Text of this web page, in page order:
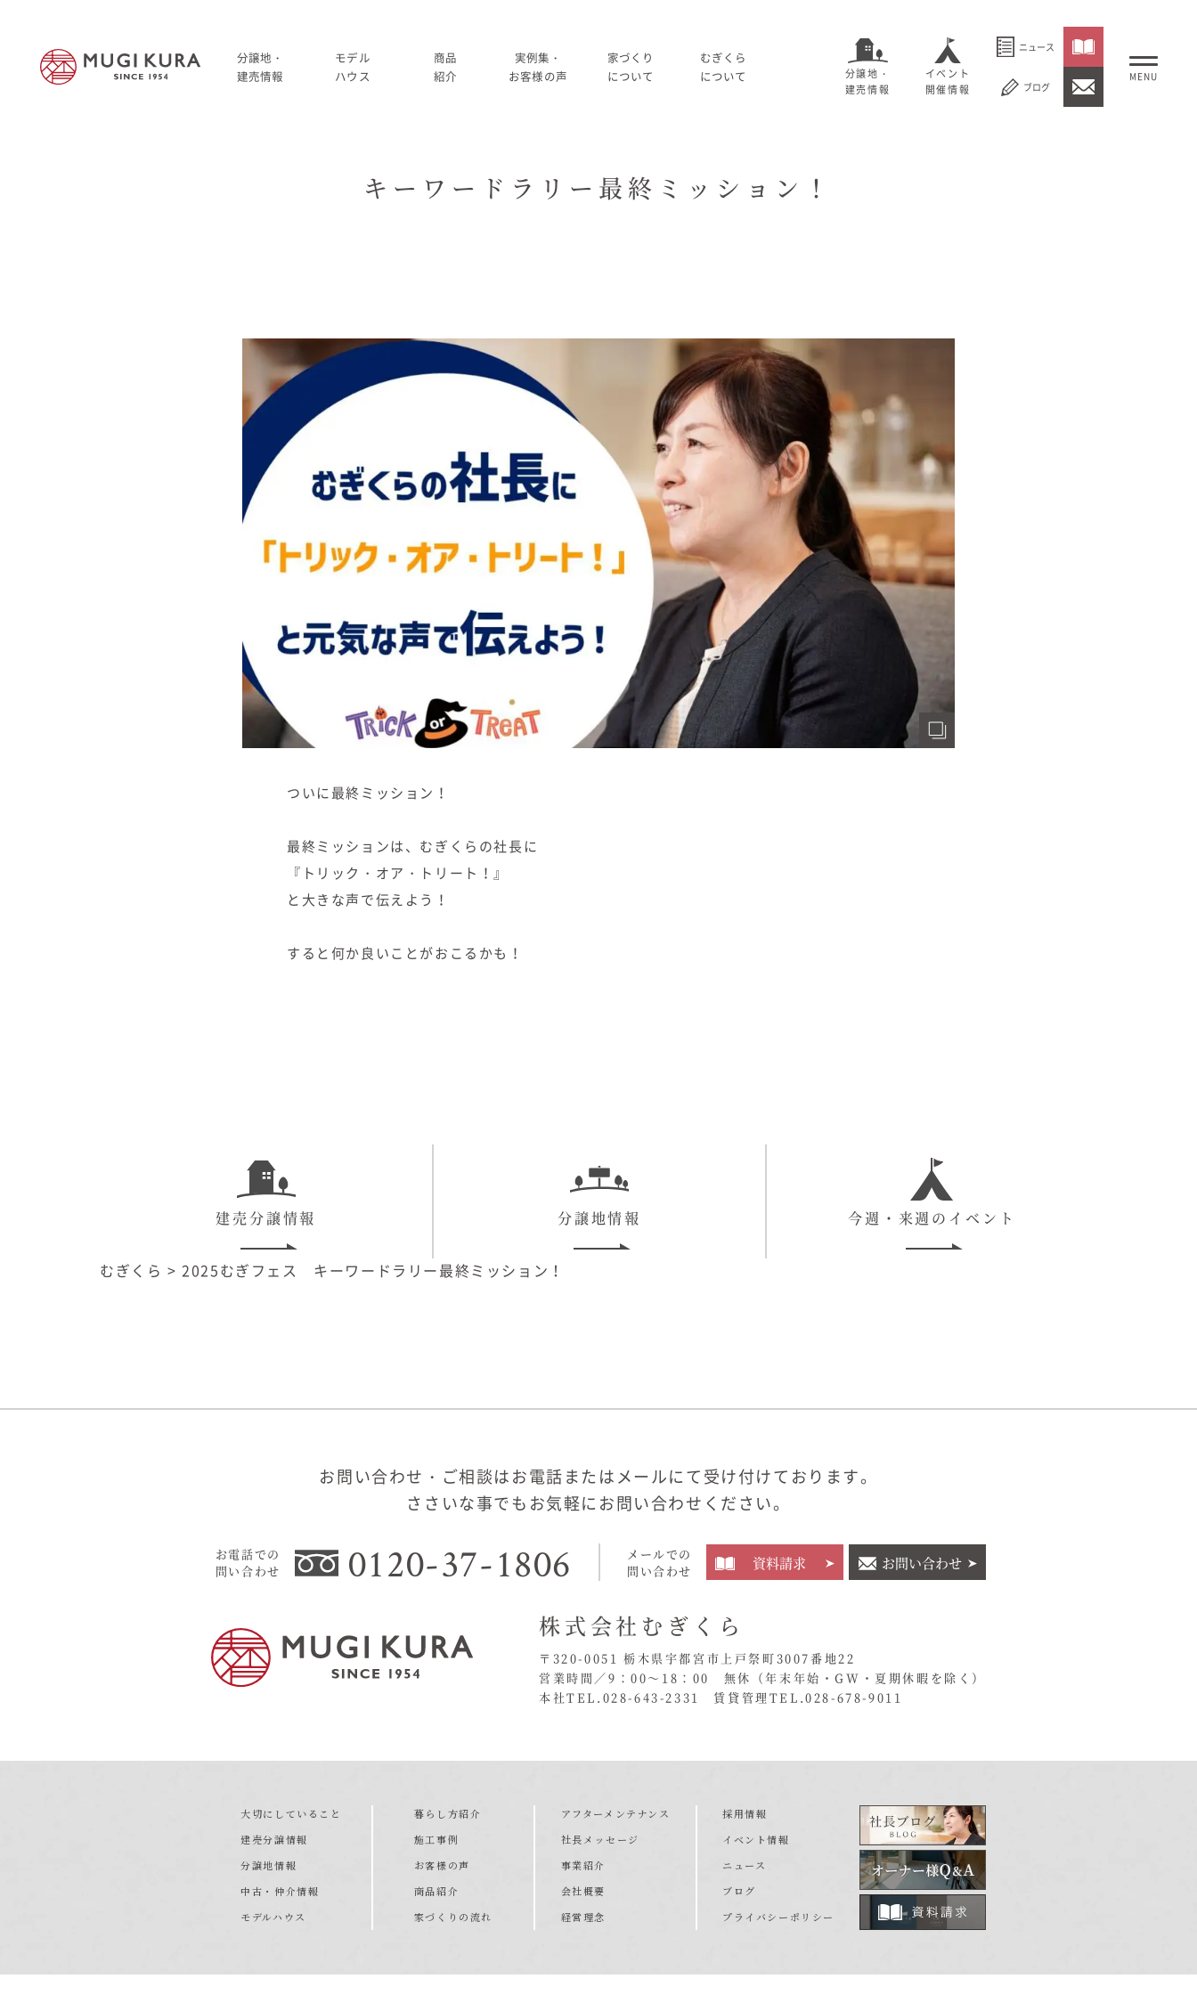
分譲地・
建売情報
モデル
ハウス
商品
紹介
コノイエ（規格）
アトリエ（注文）
実例集・
お客様の声
施工事例
家づくり
について
在来工法の仕様と性能
むぎくら
について
社長メッセージ
採用情報
分譲地・
建売情報
イベント
開催情報
ニュース
ブログ
モデルハウス
モデルハウス一覧
商品紹介
商品一覧
コノイエ（規格）
- Piatta
EDIT HOUSE
家づくりについて
家づくりの流れ
在来工法の仕様と性能
アフターメンテナンス
ニュース
ブログ
事業紹介
採用情報
オーナー様Q&A
資料請求
お問い合わせ
お問い合わせ
0120-37-
1806
キーワードラリー最終ミッション！
ついに最終ミッション！
最終ミッションは、むぎくらの社長に
『トリック・オア・トリート！』
と大きな声で伝えよう！
すると何か良いことがおこるかも！
建売分譲情報 分譲地情報 今週・来週のイベント
むぎくら >2025むぎフェス キーワードラリー最終ミッション！
お問い合わせ・ご相談はお電話またはメールにて受け付けております。
ささいな事でもお気軽にお問い合わせください。
お電話での
問い合わせ
0120-37-1806
メールでの
問い合わせ
資料請求 お問い合わせ
株式会社むぎくら
〒320-0051 栃木県宇都宮市上戸祭町3007番地22
営業時間／9：00〜18：00 無休 （年末年始・GW・夏期休暇を除く）
本社TEL.028-643-2331
賃貸管理TEL.028-678-9011
大切にしていること
建売分譲情報
分譲地情報
中古・仲介情報
モデルハウス
暮らし方紹介
施工事例
お客様の声
商品紹介
家づくりの流れ
アフターメンテナンス
社長メッセージ
事業紹介
会社概要
経営理念
採用情報
イベント情報
ニュース
ブログ
プライバシーポリシー